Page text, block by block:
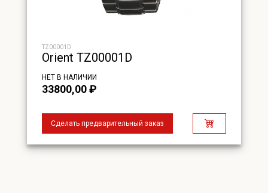
TZ00001D
Orient TZ00001D
НЕТ В НАЛИЧИИ
33800,00₽
Сделать предварительный заказ